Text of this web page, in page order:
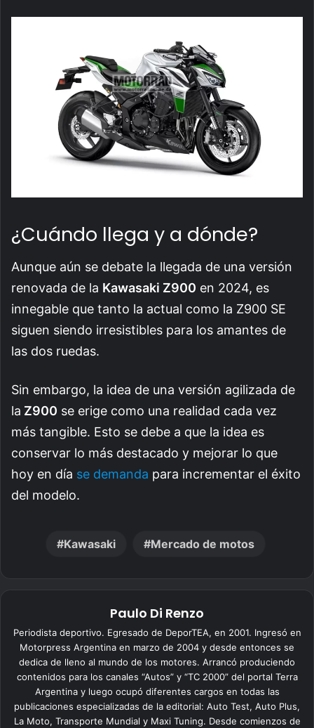
¿Cuándo llega y a dónde?
Aunque aún se debate la llegada de una versión
renovada de la Kawasaki Z900 en 2024, es
innegable que tanto la actual como la Z900 SE
siguen siendo irresistibles para los amantes de
las dos ruedas.
Sin embargo, la idea de una versión agilizada de
la Z900 se erige como una realidad cada vez
más tangible. Esto se debe a que la idea es
conservar lo más destacado y mejorar lo que
hoy en día se demanda para incrementar el éxito
del modelo.
Kawasaki Mercado de motos
Paulo Di Renzo
Periodista deportivo. Egresado de DeporTEA, en 2001. Ingresó en
Motorpress Argentina en marzo de 2004 y desde entonces se
dedica de lleno al mundo de los motores. Arrancó produciendo
contenidos para los canales “Autos” y “TC 2000” del portal Terra
Argentina y luego ocupó diferentes cargos en todas las
publicaciones especializadas de la editorial: Auto Test, Auto Plus,
La Moto, Transporte Mundial y Maxi Tuning. Desde comienzos de